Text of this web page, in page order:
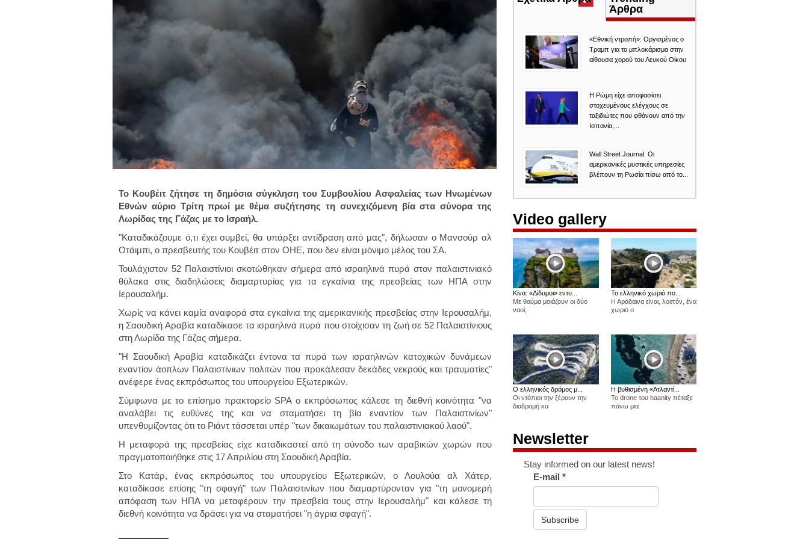
Το Κουβέιτ ζήτησε τη δημόσια σύγκληση του Συμβουλίου Ασφαλείας των Ηνωμένων
Εθνών αύριο Τρίτη πρωί με θέμα συζήτησης τη συνεχιζόμενη βία στα σύνορα της
Λωρίδας της Γάζας με το Ισραήλ.
"Καταδικάζουμε ό,τι έχει συμβεί, θα υπάρξει αντίδραση από μας", δήλωσαν ο Μανσούρ αλ
Οτάιμπι, ο πρεσβευτής του Κουβέιτ στον ΟΗΕ, που δεν είναι μόνιμο μέλος του ΣΑ.
Τουλάχιστον 52 Παλαιστίνιοι σκοτώθηκαν σήμερα από ισραηλινά πυρά στον παλαιστινιακό
θύλακα στις διαδηλώσεις διαμαρτυρίας για τα εγκαίνια της πρεσβείας των ΗΠΑ στην
Ιερουσαλήμ.
Χωρίς να κάνει καμία αναφορά στα εγκαίνια της αμερικανικής πρεσβείας στην Ιερουσαλήμ,
η Σαουδική Αραβία καταδίκασε τα ισραηλινά πυρά που στοίχισαν τη ζωή σε 52 Παλαιστίνιους
στη Λωρίδα της Γάζας σήμερα.
"Η Σαουδική Αραβία καταδικάζει έντονα τα πυρά των ισραηλινών κατοχικών δυνάμεων
εναντίον άοπλων Παλαιστίνιων πολιτών που προκάλεσαν δεκάδες νεκρούς και τραυματίες"
ανέφερε ένας εκπρόσωπος του υπουργείου Εξωτερικών.
Σύμφωνα με το επίσημο πρακτορείο SPA ο εκπρόσωπος κάλεσε τη διεθνή κοινότητα "να
αναλάβει τις ευθύνες της και να σταματήσει τη βία εναντίον των Παλαιστινίων"
υπενθυμίζοντας ότι το Ριάντ τάσσεται υπέρ "των δικαιωμάτων του παλαιστινιακού λαού".
Η μεταφορά της πρεσβείας είχε καταδικαστεί από τη σύνοδο των αραβικών χωρών που
πραγματοποιήθηκε στις 17 Απριλίου στη Σαουδική Αραβία.
Στο Κατάρ, ένας εκπρόσωπος του υπουργείου Εξωτερικών, ο Λουλούα αλ Χάτερ,
καταδίκασε επίσης "τη σφαγή" των Παλαιστινίων που διαμαρτύρονταν για "τη μονομερή
απόφαση των ΗΠΑ να μεταφέρουν την πρεσβεία τους στην Ιερουσαλήμ" και κάλεσε τη
διεθνή κοινότητα να δράσει για να σταματήσει "η άγρια σφαγή".
καρτέλα)
Άρθρα
«Εθνική ντροπή»: Οργισμένος ο
Τραμπ για το μπλοκάρισμα στην
αίθουσα χορού του Λευκού Οίκου
Η Ρώμη είχε αποφασίσει
στοχευμένους ελέγχους σε
ταξιδιώτες που φθάνουν από την
Ισπανία,...
Wall Street Journal: Οι
αμερικανικές μυστικές υπηρεσίες
βλέπουν τη Ρωσία πίσω από το...
Video gallery
Κίνα: «Δίδυμοι» εντυ...
Με θαύμα μοιάζουν οι δύο
ναοί,
Το ελληνικό χωριό πο...
Η Αράδαινα είναι, λοιπόν, ένα
χωριό σ
Ο ελληνικός δρόμος μ...
Οι ντόπιοι την ξέρουν την
διαδρομή κα
Η βυθισμένη «Ατλαντί...
Το drone του haanity πέταξε
πάνω μια
Newsletter
Stay informed on our latest news!
E-mail*
Subscribe